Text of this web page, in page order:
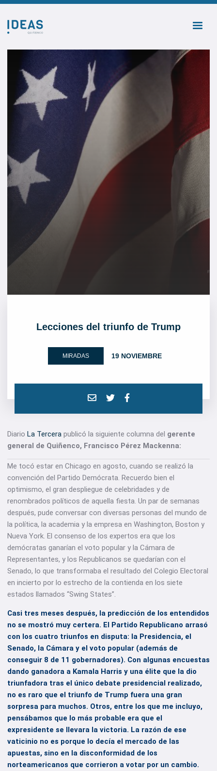
Lecciones del triunfo de Trump
MIRADAS 19 NOVIEMBRE
Diario La Tercera publicó la siguiente columna del gerente
general de Quiñenco, Francisco Pérez Mackenna:
Me tocó estar en Chicago en agosto, cuando se realizó la
convención del Partido Demócrata. Recuerdo bien el
optimismo, el gran despliegue de celebridades y de
renombrados políticos de aquella fiesta. Un par de semanas
después, pude conversar con diversas personas del mundo de
la política, la academia y la empresa en Washington, Boston y
Nueva York. El consenso de los expertos era que los
demócratas ganarían el voto popular y la Cámara de
Representantes, y los Republicanos se quedarían con el
Senado, lo que transformaba el resultado del Colegio Electoral
en incierto por lo estrecho de la contienda en los siete
estados llamados “Swing States”.
Casi tres meses después, la predicción de los entendidos
no se mostró muy certera. El Partido Republicano arrasó
con los cuatro triunfos en disputa: la Presidencia, el
Senado, la Cámara y el voto popular (además de
conseguir 8 de 11 gobernadores). Con algunas encuestas
dando ganadora a Kamala Harris y una élite que la dio
triunfadora tras el único debate presidencial realizado,
no es raro que el triunfo de Trump fuera una gran
sorpresa para muchos. Otros, entre los que me incluyo,
pensábamos que lo más probable era que el
expresidente se llevara la victoria. La razón de ese
vaticinio no es porque lo decía el mercado de las
apuestas, sino en la disconformidad de los
norteamericanos que corrieron a votar por un cambio.